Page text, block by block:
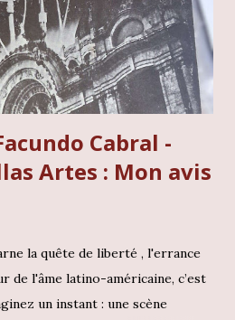
Cabral -
Artes : Mon avis
la quête de liberté , l'errance
de l'âme latino-américaine, c’est
un instant : une scène